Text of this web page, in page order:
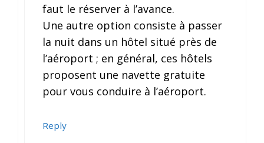
faut le réserver à l’avance.
Une autre option consiste à passer
la nuit dans un hôtel situé près de
l’aéroport ; en général, ces hôtels
proposent une navette gratuite
pour vous conduire à l’aéroport.
Reply